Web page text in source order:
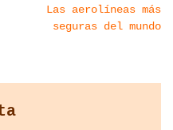
Las aerolíneas más
seguras del mundo